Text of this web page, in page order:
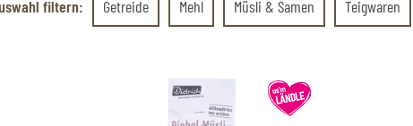
filtern: Getreide Mehl Müsli & Samen Teigwaren